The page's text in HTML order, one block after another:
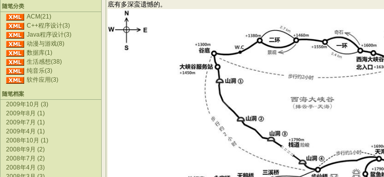
随笔分类
ACM(21)
C++程序设计(3)
Java程序设计(3)
动漫与游戏(8)
数据库(1)
生活感想(38)
纯音乐(3)
软件应用(3)
随笔档案
2009年10月 (3)
2009年8月 (1)
2009年7月 (1)
2009年4月 (1)
2008年10月 (1)
2008年9月 (2)
2008年7月 (2)
2008年4月 (3)
底有多深蛮遗憾的。